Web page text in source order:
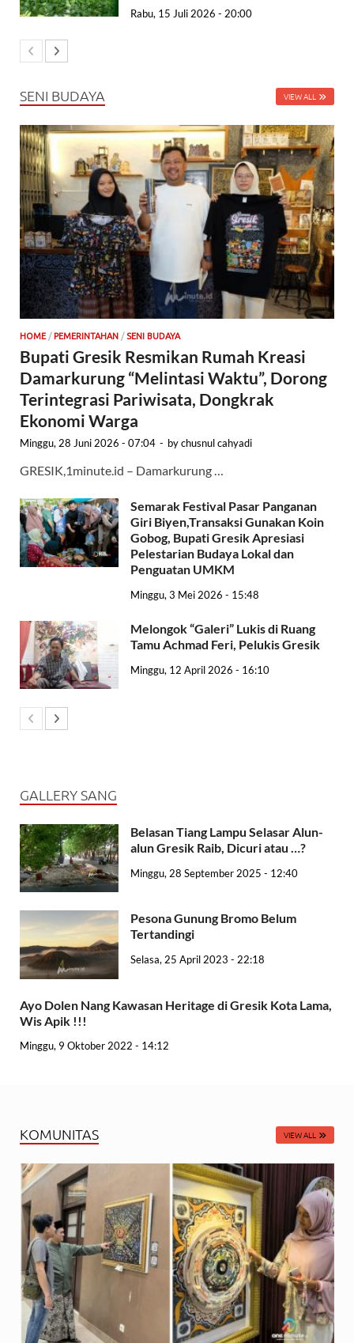
Rabu, 15 Juli 2026 - 20:00
SENI BUDAYA VIEW ALL
HOME/ PEMERINTAHAN /SENI BUDAYA
Bupati Gresik Resmikan Rumah Kreasi
Damarkurung “Melintasi Waktu”, Dorong
Terintegrasi Pariwisata, Dongkrak
Ekonomi Warga
Minggu, 28 Juni 2026 - 07:04 - bychusnul cahyadi
GRESIK,1minute.id – Damarkurung …
Semarak Festival Pasar Panganan
Giri Biyen,Transaksi Gunakan Koin
Gobog, Bupati Gresik Apresiasi
Pelestarian Budaya Lokal dan
Penguatan UMKM
Minggu, 3 Mei 2026 - 15:48
Melongok “Galeri” Lukis di Ruang
Tamu Achmad Feri, Pelukis Gresik
Minggu, 12 April 2026 - 16:10
GALLERY SANG
Belasan Tiang Lampu Selasar Alun-
alun Gresik Raib, Dicuri atau …?
Minggu, 28 September 2025 - 12:40
Pesona Gunung Bromo Belum
Tertandingi
Selasa, 25 April 2023 - 22:18
Ayo Dolen Nang Kawasan Heritage di Gresik Kota Lama,
Wis Apik !!!
Minggu, 9 Oktober 2022 - 14:12
KOMUNITAS VIEW ALL